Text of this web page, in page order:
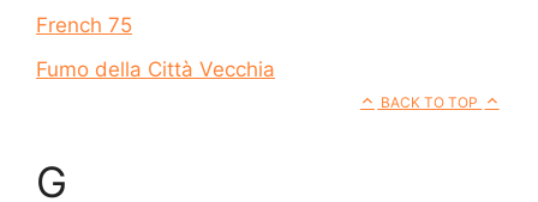
French 75
Fumo della Città Vecchia
BACK TO TOP
G